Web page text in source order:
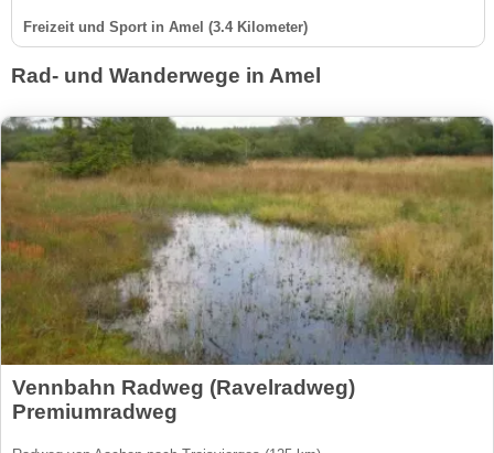
Freizeit und Sport in Amel (3.4 Kilometer)
Rad- und Wanderwege in Amel
Vennbahn Radweg (Ravelradweg)
Premiumradweg